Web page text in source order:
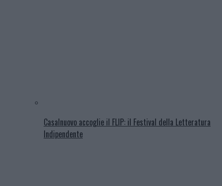
Casalnuovo accoglie il FLIP: il Festival della Letteratura
Indipendente